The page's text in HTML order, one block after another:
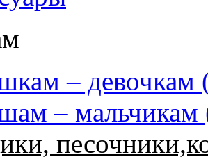
– девочкам
– мальчикам